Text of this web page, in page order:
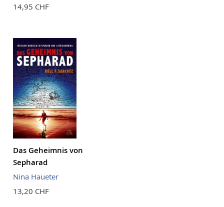
14,95 CHF
Das Geheimnis von
Sepharad
Nina Haueter
13,20 CHF